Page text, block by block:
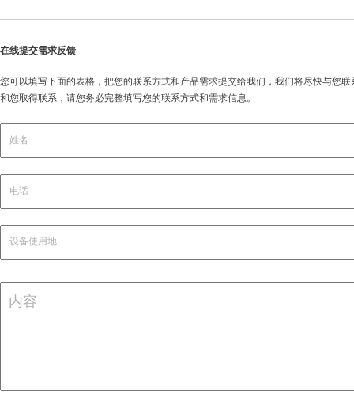
在线提交需求反馈
您可以填写下面的表格，把您的联系方式和产品需求提交给我们，我们将尽快与您
和您取得联系，请您务必完整填写您的联系方式和需求信息。